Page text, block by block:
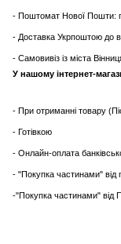
- Поштомат Нової Пошти:
- Доставка Укрпоштою до
- Самовивіз із міста
У нашому інтернет-
- При отриманні товару
- Готівкою
- Онлайн-оплата
- "Покупка частинами" від
-"Покупка частинами" від